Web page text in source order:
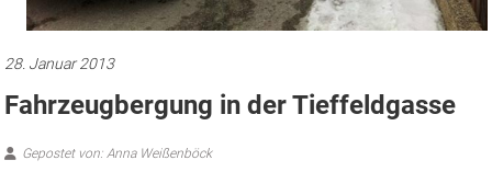
28. Januar 2013
Fahrzeugbergung in der Tieffeldgasse
Gepostet von: Anna Weißenböck